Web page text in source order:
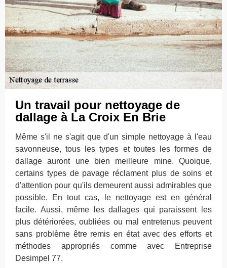
Un travail pour nettoyage de
dallage à La Croix En Brie
Même s'il ne s'agit que d'un simple nettoyage à l'eau
savonneuse, tous les types et toutes les formes de
dallage auront une bien meilleure mine. Quoique,
certains types de pavage réclament plus de soins et
d'attention pour qu'ils demeurent aussi admirables que
possible. En tout cas, le nettoyage est en général
facile. Aussi, même les dallages qui paraissent les
plus détériorées, oubliées ou mal entretenus peuvent
sans problème être remis en état avec des efforts et
méthodes appropriés comme avec Entreprise
Desimpel 77.